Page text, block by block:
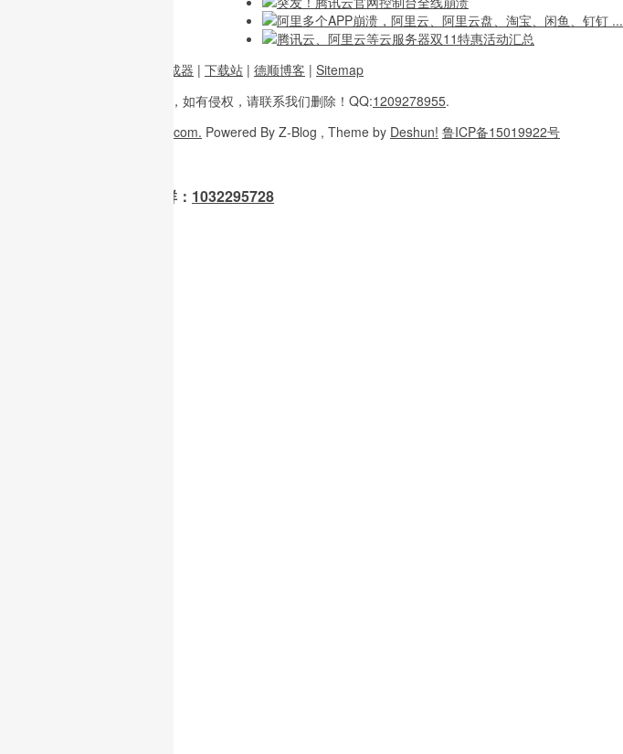
阿里多个APP崩溃，阿里云、阿里云盘、淘宝、闲鱼、钉钉 ...
腾讯云、阿里云等云服务器双11特惠活动汇总
图片二维码生成器 | 下载站 | 德顺博客 | Sitemap
多整理于互联网， 如有侵权，请联系我们删除！ QQ:1209278955.
W3H5.com. Powered By Z-Blog , Theme by Deshun! 鲁ICP备15019922号
OpenClaw 龙虾交流群： 1032295728